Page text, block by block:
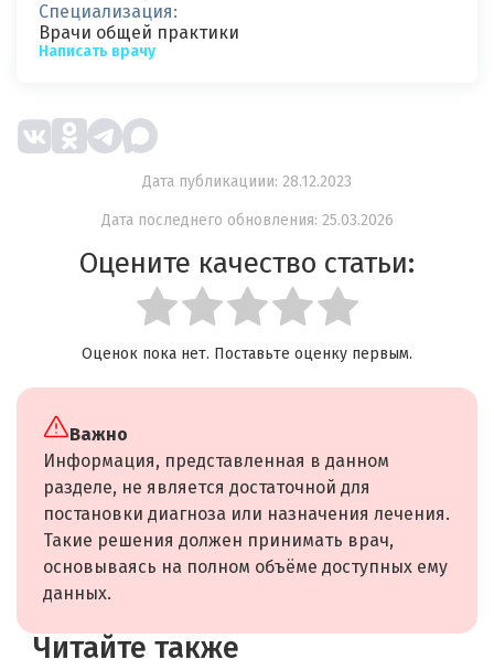
Специализация:
Врачи общей практики
Написать врачу
Дата публикациии: 28.12.2023
Дата последнего обновления: 25.03.2026
Оцените качество статьи:
Оценок пока нет. Поставьте оценку первым.
Важно
Информация, представленная в данном
разделе, не является достаточной для
постановки диагноза или назначения лечения.
Такие решения должен принимать врач,
основываясь на полном объёме доступных ему
данных.
Читайте также